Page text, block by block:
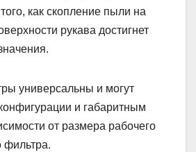
как скопление пыли на
рукава достигнет
универсальны и могут
и габаритным
от размера рабочего
фильтра.